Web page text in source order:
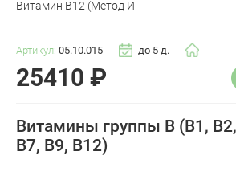
Витамин В12 (Метод И
Артикул: 05.10.015 до 5 д.
25410 ₽
Витамины группы В (В1,
В7, В9, В12)